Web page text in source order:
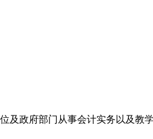
政府部门从事会计实务以及教